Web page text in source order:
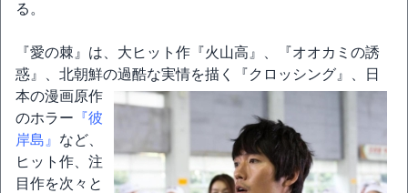
る。
『愛の棘』は、大ヒット作『火山高』、『オオカミの誘
惑』、北朝鮮の過酷な実情を描く『クロッシング』、日
本の漫画原作
のホラー 『彼
岸島』 など、
ヒット作、注
目作を次々と